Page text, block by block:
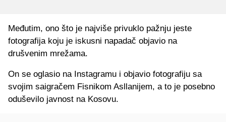
Međutim, ono što je najviše privuklo pažnju jeste
fotografija koju je iskusni napadač objavio na
drušvenim mrežama.
On se oglasio na Instagramu i objavio fotografiju sa
svojim saigračem Fisnikom Asllanijem, a to je posebno
oduševilo javnost na Kosovu.